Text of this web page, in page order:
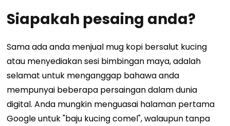
Siapakah pesaing anda?
Sama ada anda menjual mug kopi bersalut kucing
atau menyediakan sesi bimbingan maya, adalah
selamat untuk menganggap bahawa anda
mempunyai beberapa persaingan dalam dunia
digital. Anda mungkin menguasai halaman pertama
Google untuk "baju kucing comel", walaupun tanpa